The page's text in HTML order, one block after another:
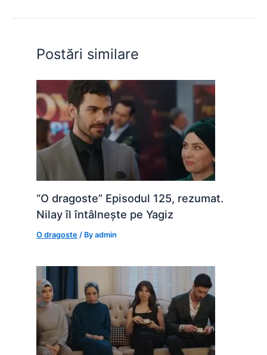
o
o
k
p
p
n
g
er
Postări similare
“O dragoste” Episodul 125, rezumat.
Nilay îl întâlnește pe Yagiz
O dragoste / Byadmin